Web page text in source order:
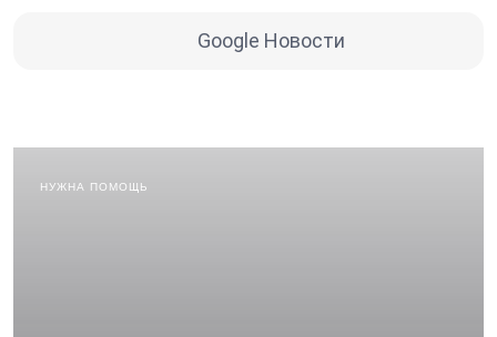
Google Новости
НУЖНА ПОМОЩЬ